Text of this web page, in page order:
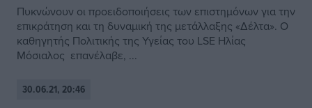
Πυκνώνουν οι προειδοποιήσεις των επιστημόνων για την
επικράτηση και τη δυναμική της μετάλλαξης «Δέλτα». Ο
καθηγητής Πολιτικής της Υγείας του LSE Ηλίας
Μόσιαλος επανέλαβε, ...
30.06.21, 20:46